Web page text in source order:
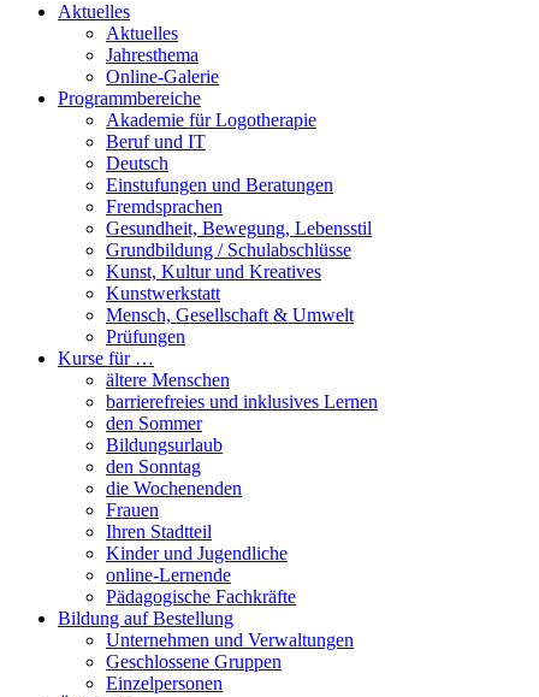
Aktuelles
Aktuelles
Jahresthema
Online-Galerie
Programmbereiche
Akademie für Logotherapie
Beruf und IT
Deutsch
Einstufungen und Beratungen
Fremdsprachen
Gesundheit, Bewegung, Lebensstil
Grundbildung / Schulabschlüsse
Kunst, Kultur und Kreatives
Kunstwerkstatt
Mensch, Gesellschaft & Umwelt
Prüfungen
Kurse für …
ältere Menschen
barrierefreies und inklusives Lernen
den Sommer
Bildungsurlaub
den Sonntag
die Wochenenden
Frauen
Ihren Stadtteil
Kinder und Jugendliche
online-Lernende
Pädagogische Fachkräfte
Bildung auf Bestellung
Unternehmen und Verwaltungen
Geschlossene Gruppen
Einzelpersonen